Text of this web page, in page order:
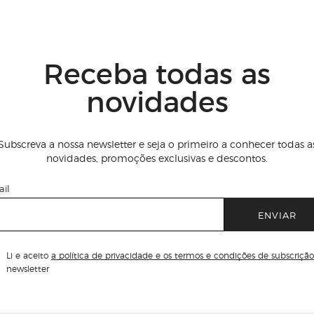
Receba todas as
novidades
a nossa newsletter e seja o primeiro a conhecer todas
novidades, promoções exclusivas e descontos.
ENVIAR
Li e aceito a política de privacidade e os termos e condições de subscrição
newsletter